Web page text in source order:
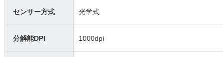
センサー方式 光学式
分解能DPI 1000dpi